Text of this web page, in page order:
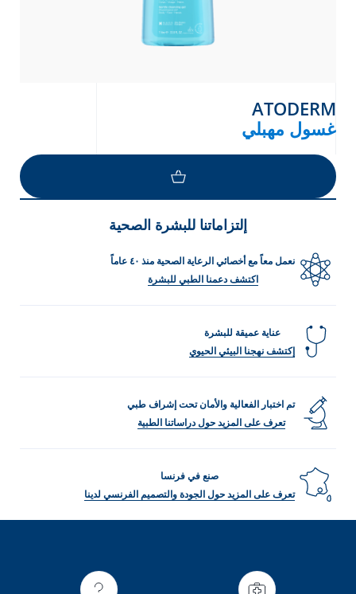
ATODERM
غسول مهبلي
إلتزاماتنا للبشرة الصحية
نعمل معاً مع أخصائي الرعاية الصحية منذ ٤٠ عاماً
اكتشف دعمنا الطبي للبشرة
عناية عميقة للبشرة
إكتشف نهجنا البيئي الحيوي
تم اختبار الفعالية والأمان تحت إشراف طبي
تعرف على المزيد حول دراساتنا الطبية
صنع في فرنسا
تعرف على المزيد حول الجودة والتصميم الفرنسي لدينا